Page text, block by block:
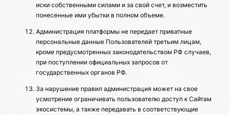
иски собственными силами и за свой счет, и возместить
понесенные ими убытки в полном объеме.
Администрация платформы не передает приватные
персональные данные Пользователей третьим лицам,
кроме предусмотренных законодательством РФ случаев,
при поступлении официальных запросов от
государственных органов РФ.
За нарушение правил администрация может на свое
усмотрение ограничивать пользователю доступ к Сайтам
экосистемы, а также передавать в соответствующие